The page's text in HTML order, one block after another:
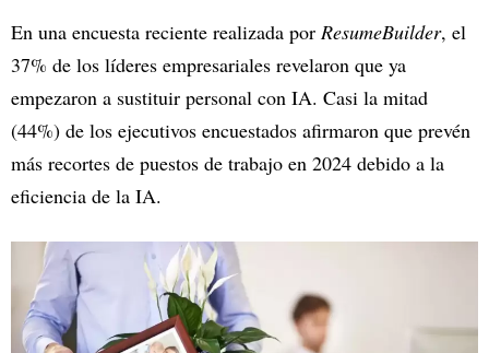
En una encuesta reciente realizada por ResumeBuilder, el
37% de los líderes empresariales revelaron que ya
empezaron a sustituir personal con IA. Casi la mitad
(44%) de los ejecutivos encuestados afirmaron que prevén
más recortes de puestos de trabajo en 2024 debido a la
eficiencia de la IA.